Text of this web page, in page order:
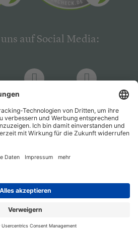
auf Social Media:
Hogrefe
Verlag
Hogrefe
Verlag